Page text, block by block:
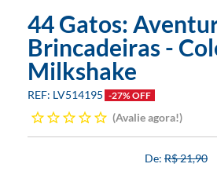
44 Gatos:
Brincadeiras -
Milkshake
LV514195 -27% OFF
Avalie agora!
R$ 21,90